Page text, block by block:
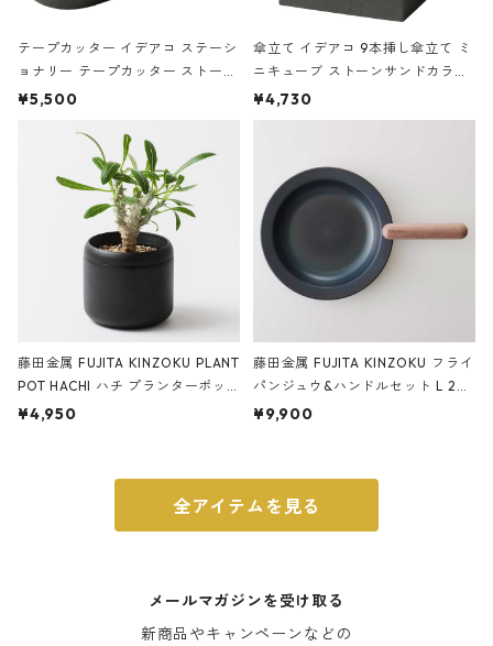
テープカッター イデアコ ステーシ
ョナリー テープカッター ストーン
サンドカラー 石調 ideaco Station
¥5,500
傘立て イデアコ 9本挿し傘立て ミ
ニキューブ ストーンサンドカラー
石調 ideaco Umbrella Stand CUB
E ストーンサンドブラック
¥4,730
藤田金属 FUJITA KINZOKU PLANT
POT HACHI ハチ プランターポッ
ト 3号 ブラック
¥4,950
藤田金属 FUJITA KINZOKU フライ
パンジュウ&ハンドルセット L 24c
m ガス火・IH対応 鉄フライパン
¥9,900
全アイテムを見る
メールマガジンを受け取る
新商品やキャンペーンなどの